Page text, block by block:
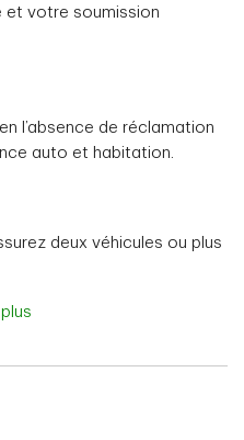
votre soumission
l’absence de réclamation
auto et habitation.
deux véhicules ou plus